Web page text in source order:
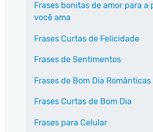
Frases bonitas de amor para a
você ama
Frases Curtas de Felicidade
Frases de Sentimentos
Frases de Bom Dia Românticas
Frases Curtas de Bom Dia
Frases para Celular